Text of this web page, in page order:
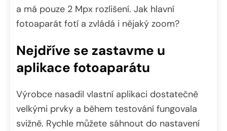
a má pouze 2 Mpx rozlišení. Jak hlavní
fotoaparát fotí a zvládá i nějaký zoom?
Nejdříve se zastavme u
aplikace fotoaparátu
Výrobce nasadil vlastní aplikaci dostatečně
velkými prvky a během testování fungovala
svižně. Rychle můžete sáhnout do nastavení